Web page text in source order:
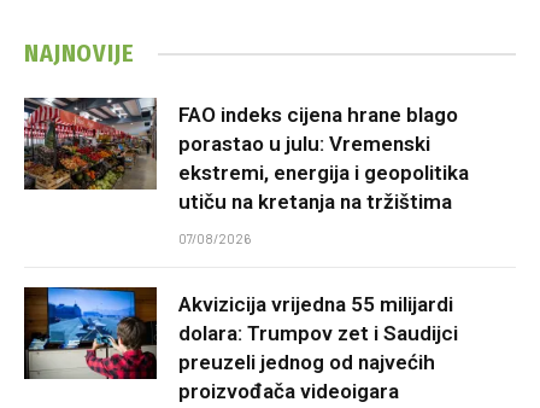
NAJNOVIJE
FAO indeks cijena hrane blago
porastao u julu: Vremenski
ekstremi, energija i geopolitika
utiču na kretanja na tržištima
07/08/2026
Akvizicija vrijedna 55 milijardi
dolara: Trumpov zet i Saudijci
preuzeli jednog od najvećih
proizvođača videoigara